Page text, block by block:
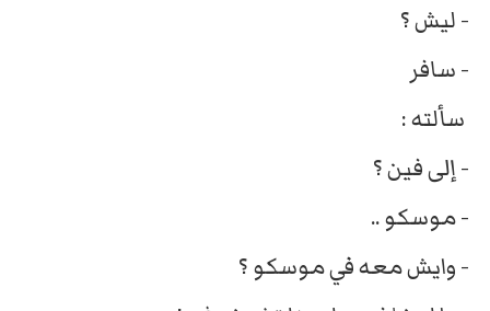
- ليش ؟
- سافر
سألته :
- إلى فين ؟
- موسكو ..
- وايش معه في موسكو ؟